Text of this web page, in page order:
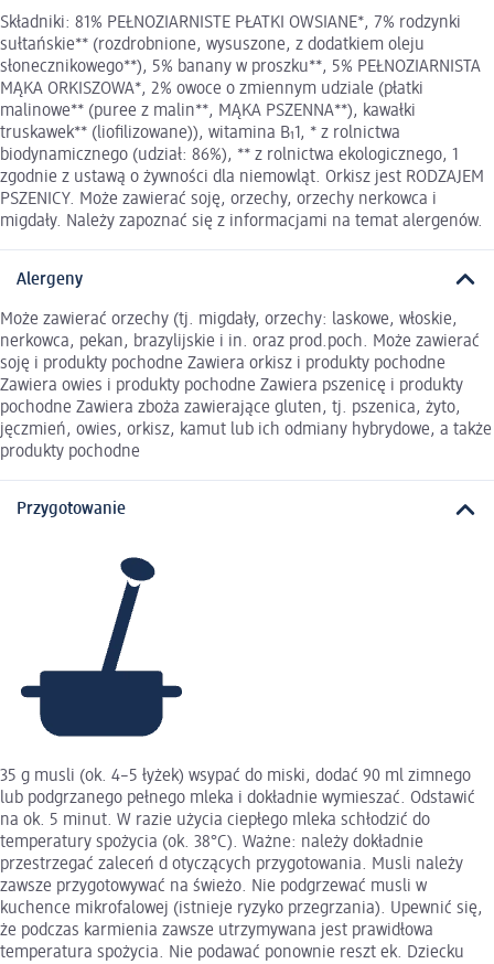
Składniki: 81% PEŁNOZIARNISTE PŁATKI OWSIANE*, 7% rodzynki
sułtańskie** (rozdrobnione, wysuszone, z dodatkiem oleju
słonecznikowego**), 5% banany w proszku**, 5% PEŁNOZIARNISTA
MĄKA ORKISZOWA*, 2% owoce o zmiennym udziale (płatki
malinowe** (puree z malin**, MĄKA PSZENNA**), kawałki
truskawek** (lioﬁlizowane)), witamina B₁1, * z rolnictwa
biodynamicznego (udział: 86%), ** z rolnictwa ekologicznego, 1
zgodnie z ustawą o żywności dla niemowląt. Orkisz jest RODZAJEM
PSZENICY. Może zawierać soję, orzechy, orzechy nerkowca i
migdały. Należy zapoznać się z informacjami na temat alergenów.
Alergeny
Może zawierać orzechy (tj. migdały, orzechy: laskowe, włoskie,
nerkowca, pekan, brazylijskie i in. oraz prod.poch. Może zawierać
soję i produkty pochodne Zawiera orkisz i produkty pochodne
Zawiera owies i produkty pochodne Zawiera pszenicę i produkty
pochodne Zawiera zboża zawierające gluten, tj. pszenica, żyto,
jęczmień, owies, orkisz, kamut lub ich odmiany hybrydowe, a także
produkty pochodne
Przygotowanie
35 g musli (ok. 4–5 łyżek) wsypać do miski, dodać 90 ml zimnego
lub podgrzanego pełnego mleka i dokładnie wymieszać. Odstawić
na ok. 5 minut. W razie użycia ciepłego mleka schłodzić do
temperatury spożycia (ok. 38°C). Ważne: należy dokładnie
przestrzegać zaleceń d otyczących przygotowania. Musli należy
zawsze przygotowywać na świeżo. Nie podgrzewać musli w
kuchence mikrofalowej (istnieje ryzyko przegrzania). Upewnić się,
że podczas karmienia zawsze utrzymywana jest prawidłowa
temperatura spożycia. Nie podawać ponownie reszt ek. Dziecku